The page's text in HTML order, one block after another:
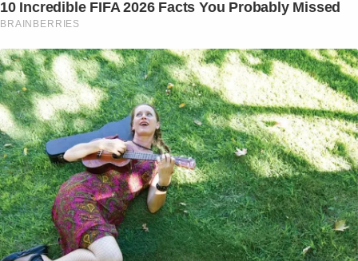
10 Incredible FIFA 2026 Facts You Probably Missed
BRAINBERRIES